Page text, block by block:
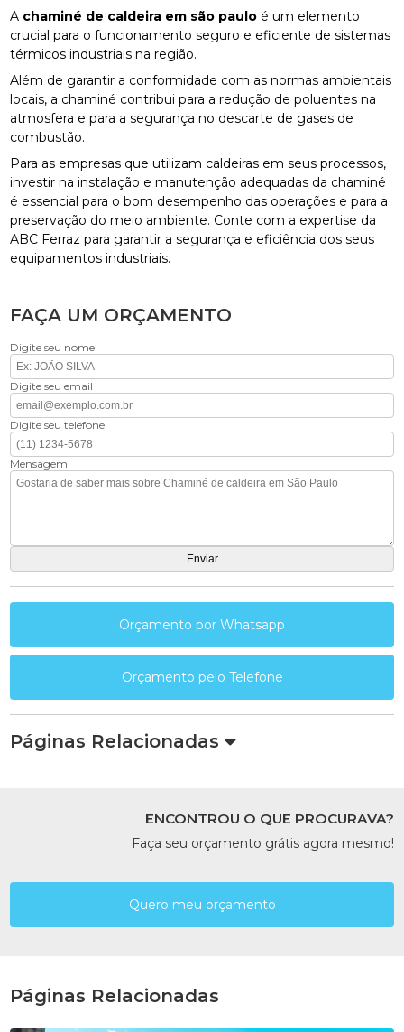
A chaminé de caldeira em são paulo é um elemento
crucial para o funcionamento seguro e eficiente de sistemas
térmicos industriais na região.
Além de garantir a conformidade com as normas ambientais
locais, a chaminé contribui para a redução de poluentes na
atmosfera e para a segurança no descarte de gases de
combustão.
Para as empresas que utilizam caldeiras em seus processos,
investir na instalação e manutenção adequadas da chaminé
é essencial para o bom desempenho das operações e para a
preservação do meio ambiente. Conte com a expertise da
ABC Ferraz para garantir a segurança e eficiência dos seus
equipamentos industriais.
FAÇA UM ORÇAMENTO
Digite seu nome
Digite seu email
Digite seu telefone
Mensagem
Orçamento por Whatsapp
Orçamento pelo Telefone
Páginas Relacionadas
ENCONTROU O QUE PROCURAVA?
Faça seu orçamento grátis agora mesmo!
Quero meu orçamento
Páginas Relacionadas